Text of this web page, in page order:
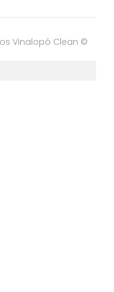
Vinalopó Clean ©